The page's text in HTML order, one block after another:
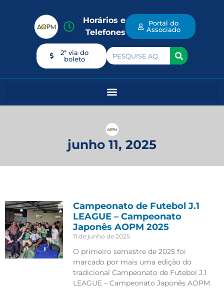
Horários e
Telefones
Portal do
Associado
2ª via do
boleto
junho 11, 2025
Campeonato de Futebol J.1
LEAGUE – Campeonato
Japonês AOPM 2025
11 de junho de 2025
O primeiro semestre de 2025 foi
marcado por mais uma edição do
tradicional Campeonato de Futebol J.1
LEAGUE – Campeonato Japonês AOPM